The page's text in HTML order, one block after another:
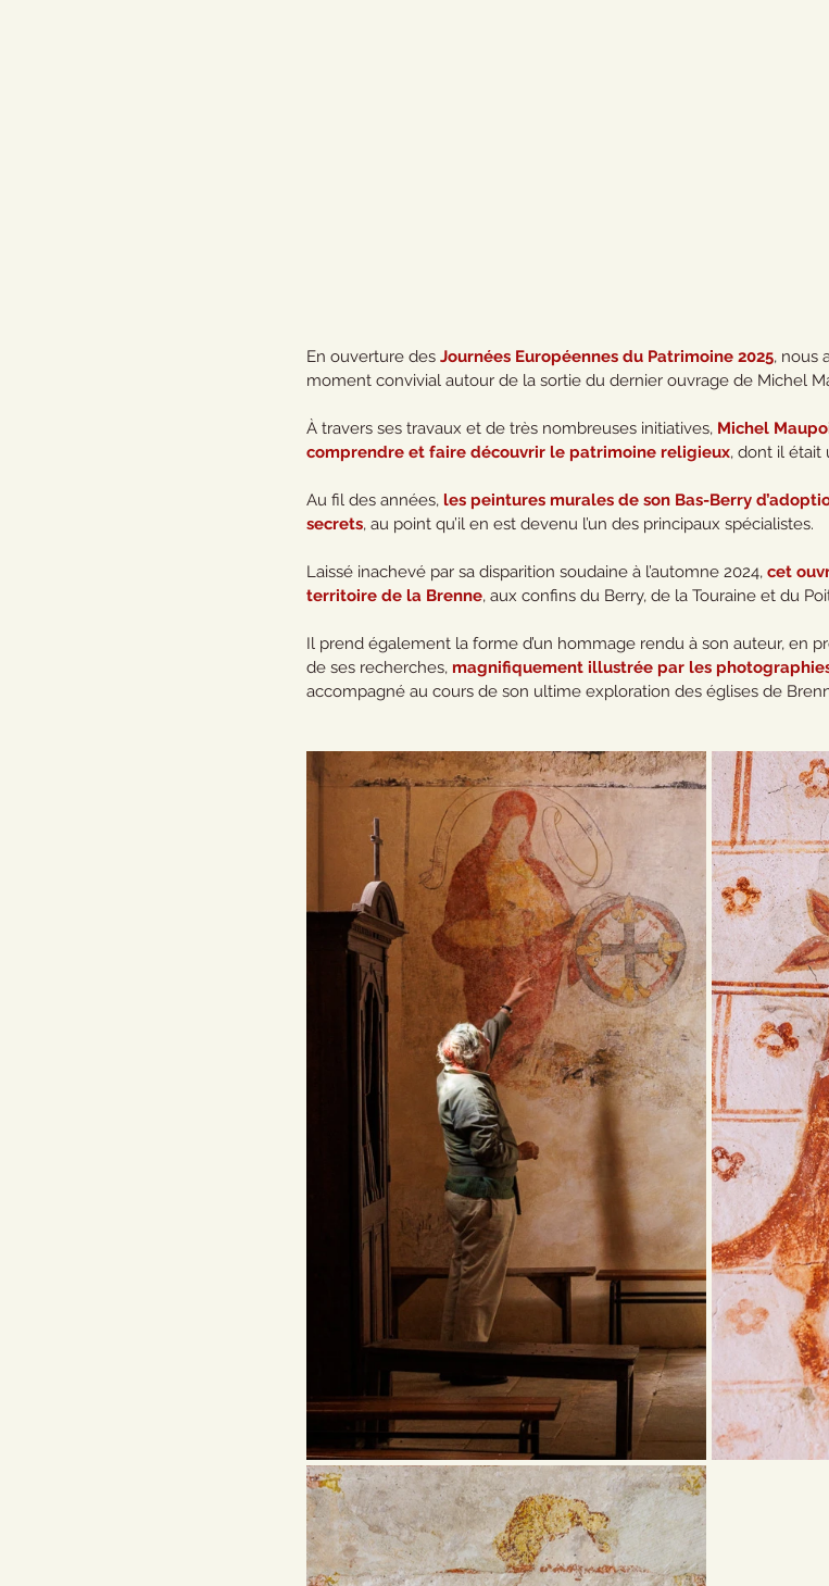
En ouverture des Journées Européennes du Patrimoine 2025, nous
moment convivial autour de la sortie du dernier ouvrage de Michel
À travers ses travaux et de très nombreuses initiatives, Michel
comprendre et faire découvrir le patrimoine religieux, dont il était
Au fil des années, les peintures murales de son Bas-Berry
secrets, au point qu’il en est devenu l’un des principaux spécialistes.
Laissé inachevé par sa disparition soudaine à l’automne 2024, cet
territoire de la Brenne, aux confins du Berry, de la Touraine et du
Il prend également la forme d’un hommage rendu à son auteur, en
de ses recherches, magnifiquement illustrée par les
accompagné au cours de son ultime exploration des églises de